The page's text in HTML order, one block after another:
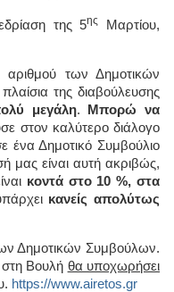
της 5ης
Μαρτίου,
των Δημοτικών
της διαβούλευσης
μεγάλη.
Μπορώ να
στον καλύτερο διάλογο
ένα Δημοτικό Συμβούλιο
μας είναι αυτή ακριβώς,
κοντά στο 10 %, στα
κανείς απολύτως
Δημοτικών Συμβούλων.
Βουλή θα υποχωρήσει
https://www.airetos.gr